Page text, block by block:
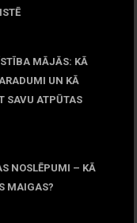
MĀJĀS: KĀ
UN KĀ
SAVU ATPŪTAS
NOSLĒPUMI – KĀ
MAIGAS?